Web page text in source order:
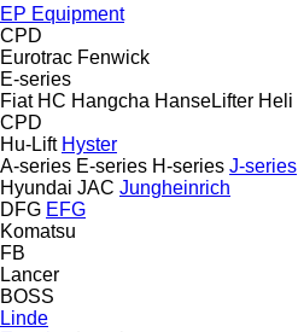
EP Equipment
CPD
Eurotrac Fenwick
E-series
Fiat HC Hangcha HanseLifter Heli
CPD
Hu-Lift Hyster
A-series E-series H-series J-series
Hyundai JAC Jungheinrich
DFG EFG
Komatsu
FB
Lancer
BOSS
Linde